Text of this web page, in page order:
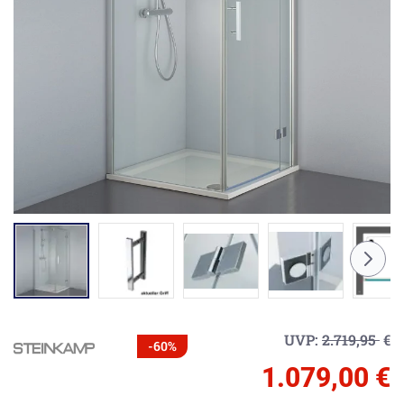
-60% UVP: 2.719,95€
1.079,00 €